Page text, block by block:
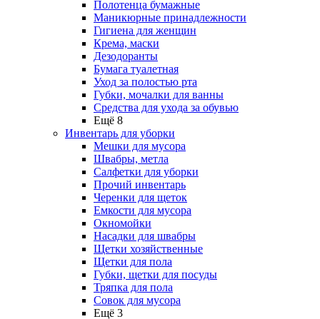
Полотенца бумажные
Маникюрные принадлежности
Гигиена для женщин
Крема, маски
Дезодоранты
Бумага туалетная
Уход за полостью рта
Губки, мочалки для ванны
Средства для ухода за обувью
Ещё 8
Инвентарь для уборки
Мешки для мусора
Швабры, метла
Салфетки для уборки
Прочий инвентарь
Черенки для щеток
Емкости для мусора
Окномойки
Насадки для швабры
Щетки хозяйственные
Щетки для пола
Губки, щетки для посуды
Тряпка для пола
Совок для мусора
Ещё 3